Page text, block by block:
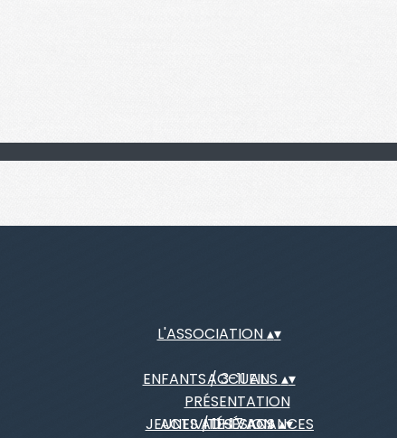
L'ASSOCIATION▴▾
ACCUEIL
PRÉSENTATION
ADHÉSION
ENFANTS / 3-11 ANS ▴▾
ACTIVITÉS VACANCES
JEUNES / 11-17 ANS▴▾